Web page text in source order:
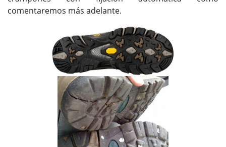
comentaremos más adelante.